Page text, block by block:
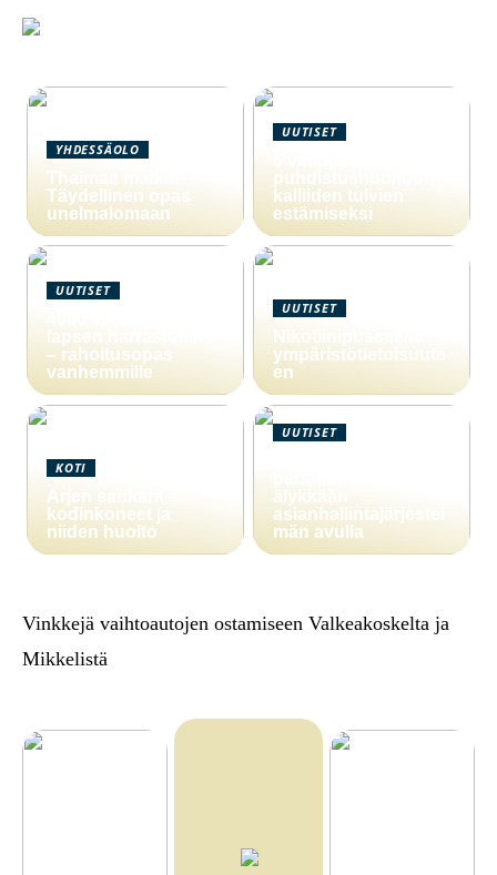
YHDESSÄOLO
Thaimaa matkat:
Täydellinen opas
unelmalomaan
UUTISET
puhdistushuoltoon
kalliiden tulvien
estämiseksi
UUTISET
lapsen harrastuksiin
– rahoitusopas
vanhemmille
UUTISET
Nikotiinipusseista
ympäristötietoisuute
en
KOTI
Arjen sankarit –
kodinkoneet ja
niiden huolto
UUTISET
älykkään
asianhallintajärjestel
män avulla
Vinkkejä vaihtoautojen ostamiseen Valkeakoskelta ja
Mikkelistä